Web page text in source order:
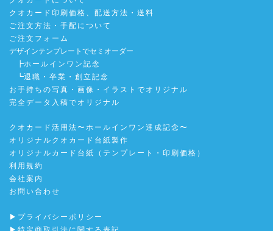
クオカード印刷価格、配送方法・送料
ご注文方法・手配について
ご注文フォーム
デザインテンプレートでセミオーダー
┣ホールインワン記念
┗退職・卒業・創立記念
お手持ちの写真・画像・イラストでオリジナル
完全データ入稿でオリジナル
クオカード活用法〜ホールインワン達成記念〜
オリジナルクオカード台紙製作
オリジナルカード台紙（テンプレート・印刷価格）
利用規約
会社案内
お問い合わせ
▶プライバシーポリシー